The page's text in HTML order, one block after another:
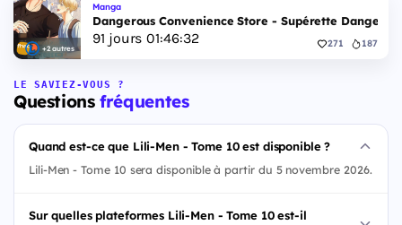
+2 autres
Manga
Dangerous Convenience Store - Supérette
91 jours 01:46:31 271 187
LE SAVIEZ-VOUS ?
Questionsfréquentes
Quand est-ce que Lili-Men - Tome 10 est disponible ?
Lili-Men - Tome 10 sera disponible à partir du 5 novembre 2026.
Sur quelles plateformes Lili-Men - Tome 10 est-il